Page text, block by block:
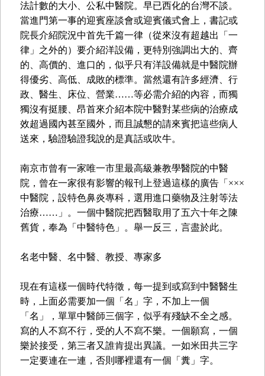
法計數的大小、公私中醫院。早已西化的台灣不談。
當進門第一事的迎賓座談會或迎賓儀式會上，書記或
院長介紹院況中首先千篇一律（從來沒有超越出「一
律」之外的）要介紹洋設備，更特別強調出大的、齊
的、高價的、進口的，似乎只有洋設備就是中醫院辦
得優劣、高低、成敗的標準。當然還有許多經濟、行
政、醫生、床位、營業……等必需介紹的內容，而獨
獨沒有挺腰、昂首來介紹本院中醫對某些病的治療成
效超過國內甚至國外，而且誠懇的請來賓把這些病人
送來，驗證驗證我說的是真話或吹牛。
南京市曾有一家唯一市里最高級兼教學醫院的中醫
院，曾在一家很有影響的報刊上登過這樣的廣告「×××
中醫院，設特色鼻炎專科，選用進口藥物及注射等法
治療……」。一個中醫院把西醫取用了五六十年之陳
舊貨，奉為「中醫特色」。舉一反三，言盡於此。
名老中醫、名中醫、教授、專家多
現在有這樣一個時代特徵，每一提到或寫到中醫醫生
時，上面必需要加一個「名」字，不加上一個
「名」，單單中醫師三個字，似乎有殘缺不全之感。
寫的人不寫不行，受的人不寫不樂。一個願寫，一個
樂於接受，第三者又誰肯提出異議。一如米田共三字
一定要連在一連，否則哪裡還有一個「糞」字。